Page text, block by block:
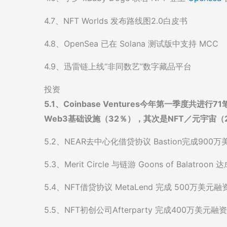
4.7、NFT Worlds 发布路线图2.0白皮书
4.8、OpenSea 已在 Solana 测试版中支持 MCC
4.9、迅雷链上线“非同数艺”数字藏品平台
投资
5.1、Coinbase Ventures今年第一季度共进行71
Web3基础设施（32％），其次是NFT／元宇宙
5.2、NEAR去中心化借贷协议 Bastion完成900万
5.3、Merit Circle 与链游 Goons of Balatroon 达
5.4、NFT借贷协议 MetaLend 完成 500万美元融
5.5、NFT初创公司Afterparty 完成400万美元融资